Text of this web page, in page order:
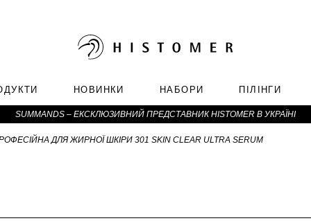
НОВИНКИ НАБОРИ ПІЛІНГИ
SUMMANDS – ЕКСКЛЮЗИВНИЙ ПРЕДСТАВНИК HISTOMER В УКРАЇНІ
ДЛЯ ЖИРНОЇ ШКІРИ 301 SKIN CLEAR ULTRA SERUM